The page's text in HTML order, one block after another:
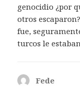
genocidio ¿por
otros
fue,
turcos le
Fede